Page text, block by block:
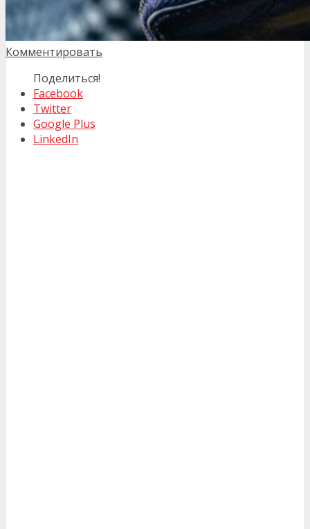
Комментировать
Поделиться!
Facebook
Twitter
Google Plus
LinkedIn